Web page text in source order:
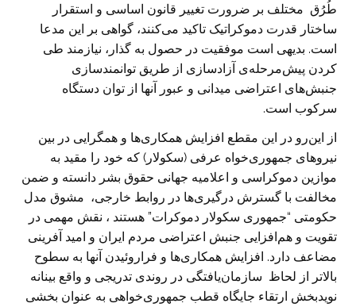
طُرُق مختلف بر ضرورت تغییر قانون اساسی و استقرار
ساختار قدرت دموکراتیک تاکید می‌کنند، گواهی بر این مدعا
است. بدیهی است موفقیت در حصول به گذار، نیازمند طی
کردن پیش‌مرحله‌ی آزادسازی از طریق توانمند‌سازی
جنبش‌های اعتراضی میدانی و عبور آنها از توان دستگاه
سرکوب است.
از این‌رو در این مقطع افزایش همکاری‌ها و همگرایی در بین
نیروهای جمهوری‌خواه عرفی (سکولار) که خود را مقید به
موازین دموکراسی و اعلامیه جهانی حقوق بشر دانسته و ضمن
مخالفت با گسترش درگیری‌ها در روابط خارجی، مشوق مدل
حکومتی “جمهوری سکولار دموکرات” هستند ، نقش مهمی در
تقویت و هم‌افزایی جنبش اعتراضی مردم ایران و امید آفرینی
مضاعف دارد. افزایش همکاری‌ها و فراروئیدن آنها به سطوح
بالاتر از لحاظ سازمان‌یافتگی در روندی تدریجی و واقع بینانه
نوید‌بخش ارتقاء جایگاه قطب جمهوری‌خواهی به عنوان بخشی